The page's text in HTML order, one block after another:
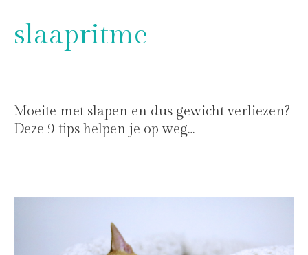
slaapritme
Moeite met slapen en dus gewicht verliezen?
Deze 9 tips helpen je op weg…